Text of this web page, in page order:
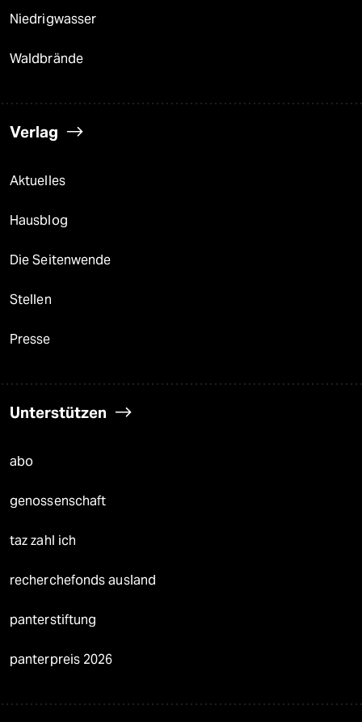
Niedrigwasser
Waldbrände
Verlag
Aktuelles
Hausblog
Die Seitenwende
Stellen
Presse
Unterstützen
abo
genossenschaft
taz zahl ich
recherchefonds ausland
panterstiftung
panterpreis 2026